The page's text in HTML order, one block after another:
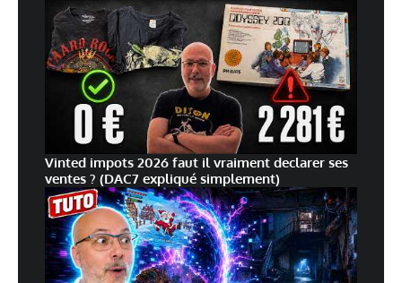
Vinted impots 2026 faut il vraiment declarer ses
ventes ? (DAC7 expliqué simplement)